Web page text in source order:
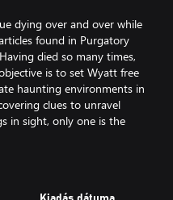
dying over and over while
found in Purgatory
died so many times,
is to set Wyatt free
haunting environments in
clues to unravel
in sight, only one is the